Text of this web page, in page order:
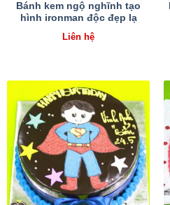
Bánh kem ngộ nghĩnh tạo
hình ironman độc đẹp lạ
Liên hệ